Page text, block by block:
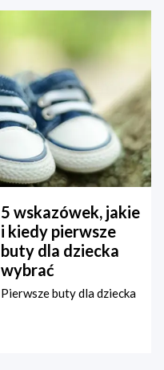
5 wskazówek, jakie
i kiedy pierwsze
buty dla dziecka
wybrać
Pierwsze buty dla dziecka